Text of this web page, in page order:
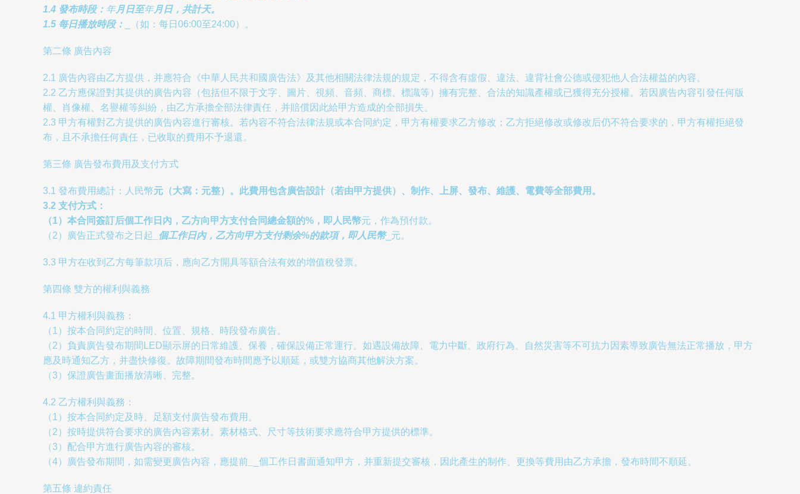
1.4 發布時段： 年月日至年月日，共計天。
1.5 每日播放時段：
_（如：每日06:00至24:00）。
第二條 廣告內容
2.1 廣告內容由乙方提供，并應符合《中華人民共和國廣告法》及其他相關法律法規的規定，不得含有虛假、違法、違背社會公德或侵犯他人合法權益的內容。
2.2 乙方應保證對其提供的廣告內容（包括但不限于文字、圖片、視頻、音頻、商標、標識等）擁有完整、合法的知識產權或已獲得充分授權。若因廣告內容引發任何版
權、肖像權、名譽權等糾紛，由乙方承擔全部法律責任，并賠償因此給甲方造成的全部損失。
2.3 甲方有權對乙方提供的廣告內容進行審核。若內容不符合法律法規或本合同約定，甲方有權要求乙方修改；乙方拒絕修改或修改后仍不符合要求的，甲方有權拒絕發
布，且不承擔任何責任，已收取的費用不予退還。
第三條 廣告發布費用及支付方式
3.1 發布費用總計：人民幣元（大寫： 元整）。此費用包含廣告設計（若由甲方提供）、制作、上屏、發布、維護、電費等全部費用。
3.2 支付方式：
（1）本合同簽訂后個工作日內，乙方向甲方支付合同總金額的%，即人民幣元，作為預付款。
（2）廣告正式發布之日起 _個工作日內，乙方向甲方支付剩余%的款項，即人民幣_元。
3.3 甲方在收到乙方每筆款項后，應向乙方開具等額合法有效的增值稅發票。
第四條 雙方的權利與義務
4.1 甲方權利與義務：
（1）按本合同約定的時間、位置、規格、時段發布廣告。
（2）負責廣告發布期間LED顯示屏的日常維護、保養，確保設備正常運行。如遇設備故障、電力中斷、政府行為、自然災害等不可抗力因素導致廣告無法正常播放，甲方
應及時通知乙方，并盡快修復。故障期間發布時間應予以順延，或雙方協商其他解決方案。
（3）保證廣告畫面播放清晰、完整。
4.2 乙方權利與義務：
（1）按本合同約定及時、足額支付廣告發布費用。
（2）按時提供符合要求的廣告內容素材。素材格式、尺寸等技術要求應符合甲方提供的標準。
（3）配合甲方進行廣告內容的審核。
（4）廣告發布期間，如需變更廣告內容，應提前
_個工作日書面通知甲方，并重新提交審核，因此產生的制作、更換等費用由乙方承擔，發布時間不順延。
第五條 違約責任